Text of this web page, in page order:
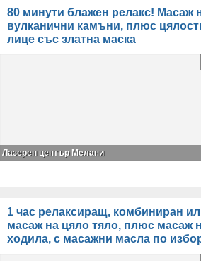
80 минути блажен релакс! Масаж
вулканични камъни, плюс
лице със златна маска
Лазерен център Мелани
1 час релаксиращ, комбиниран
масаж на цяло тяло, плюс масаж
ходила, с масажни масла по